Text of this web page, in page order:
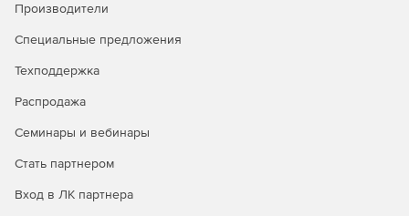
Производители
Специальные предложения
Техподдержка
Распродажа
Семинары и вебинары
Стать партнером
Вход в ЛК партнера